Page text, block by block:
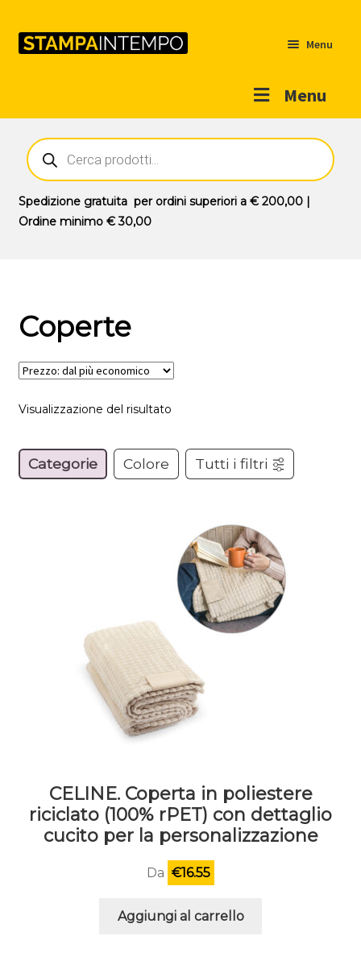
Menu
Menu
Outlet
Prodotti
Novità
Ricerca
prodotti
Spedizione gratuitaper ordini superiori a € 200,00|
Ordine minimo € 30,00
Coperte
Visualizzazione del risultato
Categorie Colore Tutti i filtri
CELINE. Coperta in poliestere
riciclato (100% rPET) con dettaglio
cucito per la personalizzazione
Da €16.55
Aggiungi al carrello